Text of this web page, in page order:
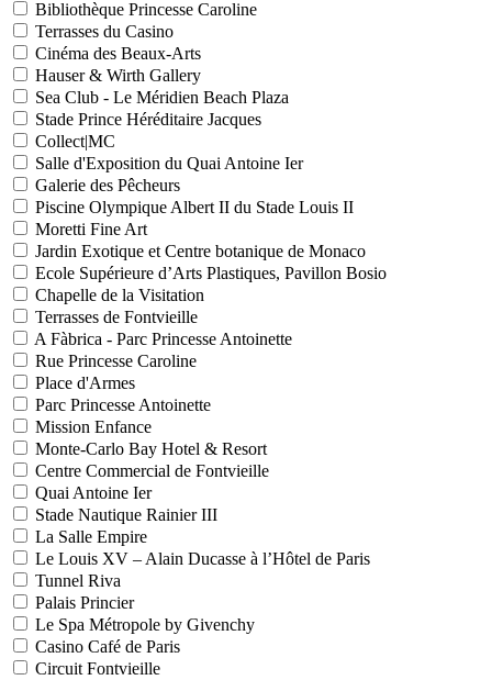
Bibliothèque Princesse Caroline
Terrasses du Casino
Cinéma des Beaux-Arts
Hauser & Wirth Gallery
Sea Club - Le Méridien Beach Plaza
Stade Prince Héréditaire Jacques
Collect|MC
Salle d'Exposition du Quai Antoine Ier
Galerie des Pêcheurs
Piscine Olympique Albert II du Stade Louis II
Moretti Fine Art
Jardin Exotique et Centre botanique de Monaco
Ecole Supérieure d’Arts Plastiques, Pavillon Bosio
Chapelle de la Visitation
Terrasses de Fontvieille
A Fàbrica - Parc Princesse Antoinette
Rue Princesse Caroline
Place d'Armes
Parc Princesse Antoinette
Mission Enfance
Monte-Carlo Bay Hotel & Resort
Centre Commercial de Fontvieille
Quai Antoine Ier
Stade Nautique Rainier III
La Salle Empire
Le Louis XV – Alain Ducasse à l’Hôtel de Paris
Tunnel Riva
Palais Princier
Le Spa Métropole by Givenchy
Casino Café de Paris
Circuit Fontvieille